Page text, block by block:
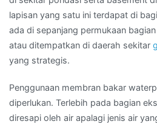
lapisan yang satu ini terdapat di
ada di sepanjang permukaan
atau ditempatkan di daerah sekitar
yang strategis.
Penggunaan membran bakar
diperlukan. Terlebih pada bagian
diresapi oleh air apalagi jenis air